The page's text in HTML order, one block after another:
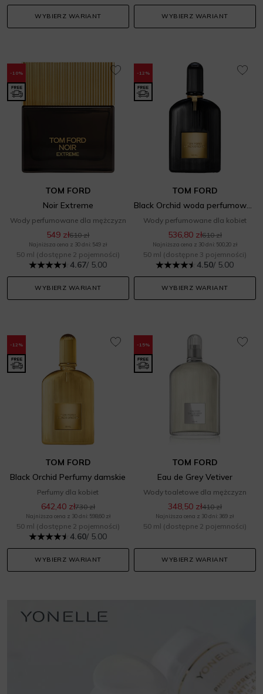
WYBIERZ WARIANT WYBIERZ WARIANT
-10%
TOM FORD
Noir Extreme
Wody perfumowane dla mężczyzn
549 zł610 zł
Najniższa cena z 30 dni: 549 zł
50 ml (dostępne 2 pojemności)
4.67/ 5.00
WYBIERZ WARIANT
-12%
TOM FORD
Black Orchid woda perfumowana damska
Wody perfumowane dla kobiet
536,80 zł610 zł
Najniższa cena z 30 dni: 500,20 zł
50 ml (dostępne 3 pojemności)
4.50/ 5.00
WYBIERZ WARIANT
-12%
TOM FORD
Black Orchid Perfumy damskie
Perfumy dla kobiet
642,40 zł730 zł
Najniższa cena z 30 dni: 598,60 zł
50 ml (dostępne 2 pojemności)
4.60/ 5.00
WYBIERZ WARIANT
-15%
TOM FORD
Eau de Grey Vetiver
Wody toaletowe dla mężczyzn
348,50 zł410 zł
Najniższa cena z 30 dni: 369 zł
50 ml (dostępne 2 pojemności)
WYBIERZ WARIANT